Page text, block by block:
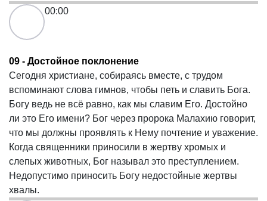
00:00
09 - Достойное поклонение
Сегодня христиане, собираясь вместе, с трудом
вспоминают слова гимнов, чтобы петь и славить Бога.
Богу ведь не всё равно, как мы славим Его. Достойно
ли это Его имени? Бог через пророка Малахию говорит,
что мы должны проявлять к Нему почтение и уважение.
Когда священники приносили в жертву хромых и
слепых животных, Бог называл это преступлением.
Недопустимо приносить Богу недостойные жертвы
хвалы.